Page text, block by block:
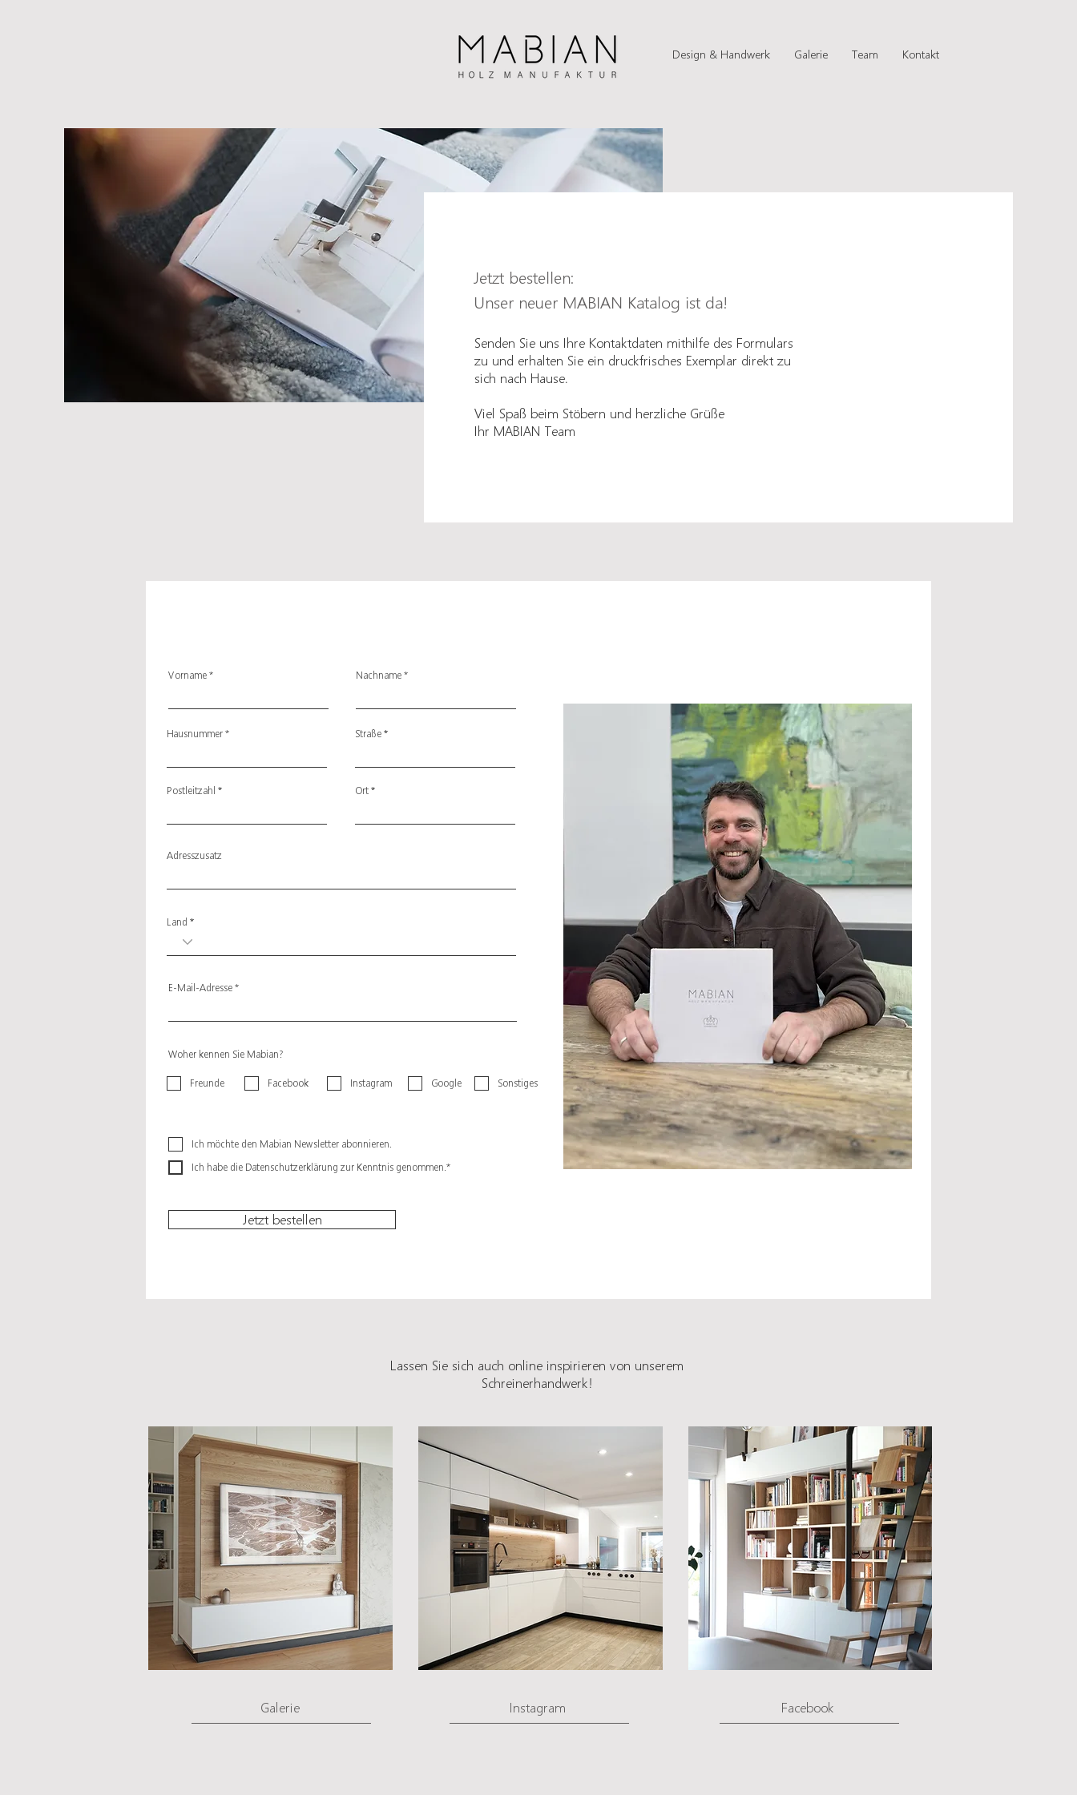
Design & Handwerk Galerie Team Kontakt
Jetzt bestellen:
Unser neuer MABIAN Katalog ist da!
Senden Sie uns Ihre Kontaktdaten mithilfe des Formulars
zu und erhalten Sie ein druckfrisches Exemplar direkt zu
sich nach Hause.
Viel Spaß beim Stöbern und herzliche Grüße
Ihr MABIAN Team
Vorname Nachname
Hausnummer
Postleitzahl
Straße
Ort
Adresszusatz
Land
E-Mail-Adresse
Woher kennen Sie Mabian?
Freunde Facebook Instagram Google Sonstiges
Ich möchte den Mabian Newsletter abonnieren.
Ich habe die Datenschutzerklärung zur Kenntnis genommen.*
Jetzt bestellen
Lassen Sie sich auch online inspirieren von unserem
Schreinerhandwerk!
Galerie Instagram Facebook